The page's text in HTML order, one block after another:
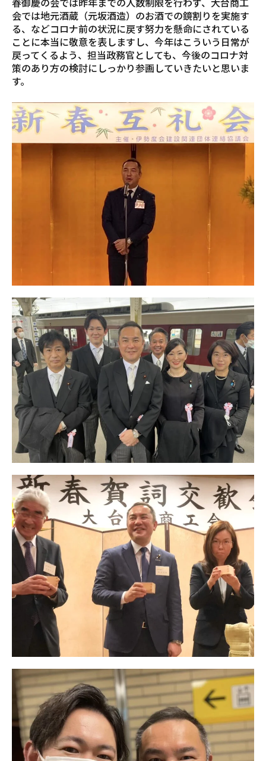
会では地元酒蔵（元坂酒造）のお酒での鏡割りを実施す
る、などコロナ前の状況に戻す努力を懸命にされている
ことに本当に敬意を表しますし、今年はこういう日常が
戻ってくるよう、担当政務官としても、今後のコロナ対
策のあり方の検討にしっかり参画していきたいと思いま
す。